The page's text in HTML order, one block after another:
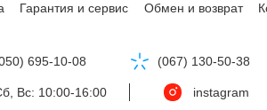
Гарантия и сервис Обмен и возврат
695-10-08 (067) 130-50-38
Вс: 10:00-16:00 instagram